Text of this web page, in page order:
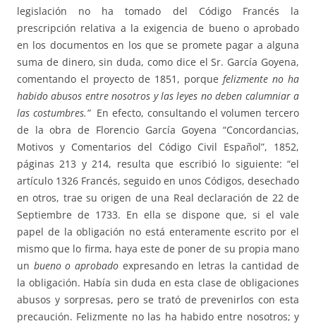
legislación no ha tomado del Código Francés la
prescripción relativa a la exigencia de bueno o aprobado
en los documentos en los que se promete pagar a alguna
suma de dinero, sin duda, como dice el Sr. García Goyena,
comentando el proyecto de 1851, porque felizmente no ha
habido abusos entre nosotros y las leyes no deben calumniar a
las costumbres.” En efecto, consultando el volumen tercero
de la obra de Florencio García Goyena “Concordancias,
Motivos y Comentarios del Código Civil Español”, 1852,
páginas 213 y 214, resulta que escribió lo siguiente: “el
artículo 1326 Francés, seguido en unos Códigos, desechado
en otros, trae su origen de una Real declaración de 22 de
Septiembre de 1733. En ella se dispone que, si el vale
papel de la obligación no está enteramente escrito por el
mismo que lo firma, haya este de poner de su propia mano
un bueno o aprobado expresando en letras la cantidad de
la obligación. Había sin duda en esta clase de obligaciones
abusos y sorpresas, pero se trató de prevenirlos con esta
precaución. Felizmente no las ha habido entre nosotros; y